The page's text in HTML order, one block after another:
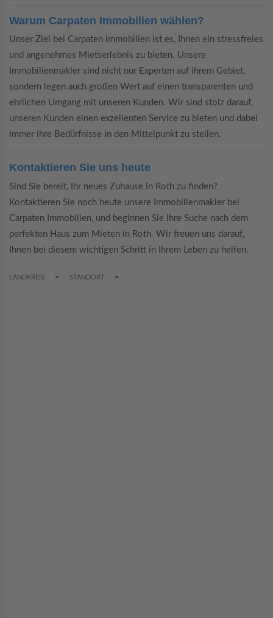
Warum Carpaten Immobilien wählen?
Unser Ziel bei Carpaten Immobilien ist es, Ihnen ein stressfreies
und angenehmes Mietserlebnis zu bieten. Unsere
Immobilienmakler sind nicht nur Experten auf ihrem Gebiet,
sondern legen auch großen Wert auf einen transparenten und
ehrlichen Umgang mit unseren Kunden. Wir sind stolz darauf,
unseren Kunden einen exzellenten Service zu bieten und dabei
immer ihre Bedürfnisse in den Mittelpunkt zu stellen.
Kontaktieren Sie uns heute
Sind Sie bereit, Ihr neues Zuhause in Roth zu finden?
Kontaktieren Sie noch heute unsere Immobilienmakler bei
Carpaten Immobilien, und beginnen Sie Ihre Suche nach dem
perfekten Haus zum Mieten in Roth. Wir freuen uns darauf,
Ihnen bei diesem wichtigen Schritt in Ihrem Leben zu helfen.
LANDKREIS TOGGLE DROPDOWN
STANDORT TOGGLE DROPDOWN